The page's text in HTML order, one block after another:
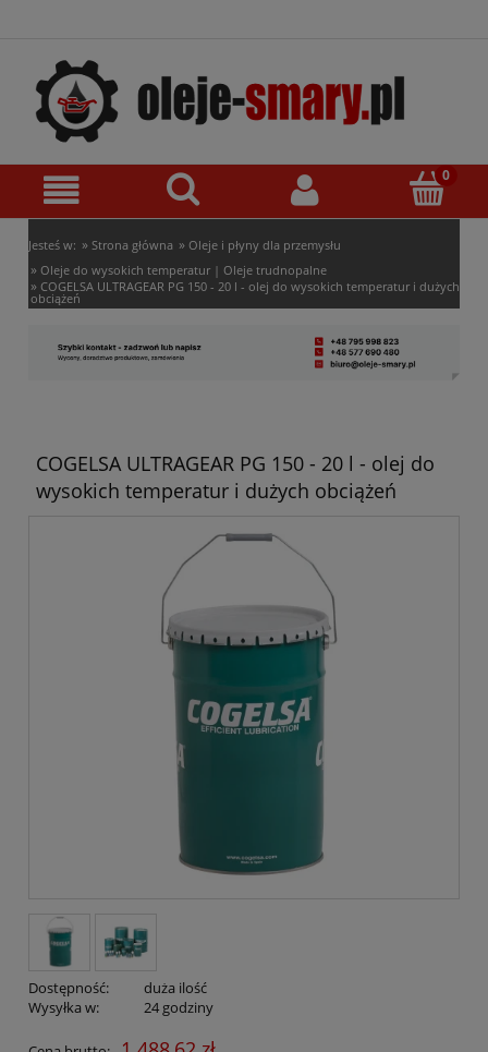
Jesteś w: » Strona główna » Oleje i płyny dla przemysłu
» Oleje do wysokich temperatur | Oleje trudnopalne
» COGELSA ULTRAGEAR PG 150 - 20 l - olej do wysokich temperatur i dużych
obciążeń
COGELSA ULTRAGEAR PG 150 - 20 l - olej do
wysokich temperatur i dużych obciążeń
Dostępność:
duża ilość
Wysyłka w:
24 godziny